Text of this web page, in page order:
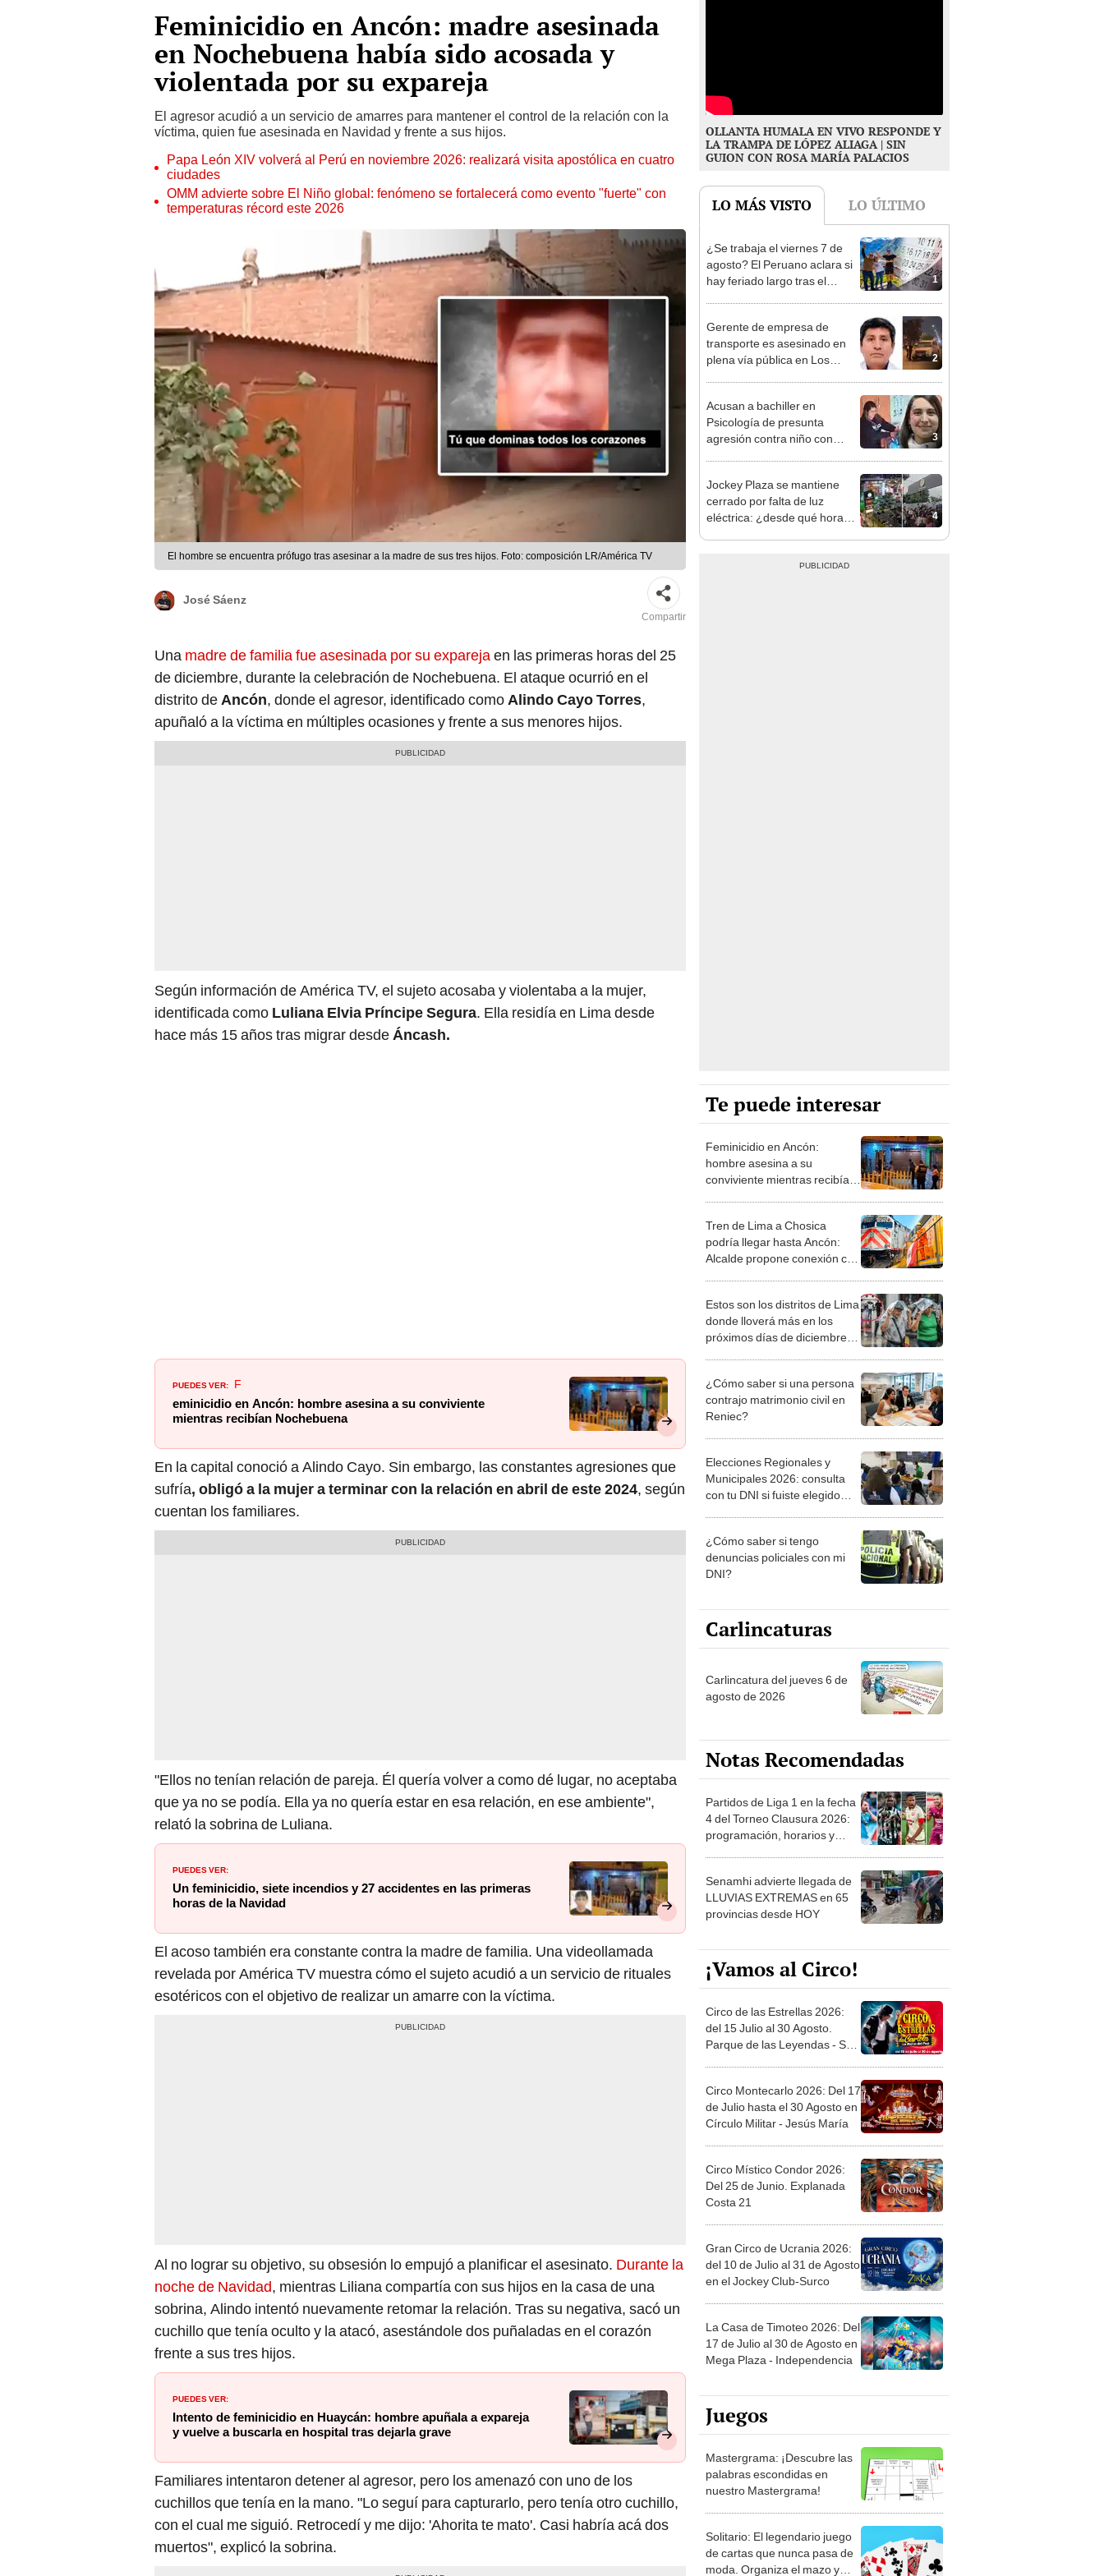
Feminicidio en Ancón: madre asesinada
en Nochebuena había sido acosada y
violentada por su expareja
El agresor acudió a un servicio de amarres para mantener el control de la relación con la
víctima, quien fue asesinada en Navidad y frente a sus hijos.
Papa León XIV volverá al Perú en noviembre 2026: realizará visita apostólica en cuatro
ciudades
OMM advierte sobre El Niño global: fenómeno se fortalecerá como evento "fuerte" con
temperaturas récord este 2026
El hombre se encuentra prófugo tras asesinar a la madre de sus tres hijos. Foto: composición LR/América TV
José Sáenz
Compartir
Una madre de familia fue asesinada por su exparejaen las primeras horas del 25
de diciembre, durante la celebración de Nochebuena. El ataque ocurrió en el
distrito deAncón, donde el agresor, identificado comoAlindo Cayo Torres,
apuñaló a la víctima en múltiples ocasiones y frente a sus menores hijos.
Según información de América TV, el sujeto acosaba y violentaba a la mujer,
identificada como Luliana Elvia Príncipe Segura. Ella residía en Lima desde
hace más 15 años tras migrar desdeÁncash.
PUEDES VER: F
eminicidio en Ancón: hombre asesina a su conviviente
mientras recibían Nochebuena
En la capital conoció a Alindo Cayo. Sin embargo, las constantes agresiones que
sufría, obligó a la mujer a terminar con la relación en abril de este 2024, según
cuentan los familiares.
"Ellos no tenían relación de pareja. Él quería volver a como dé lugar, no aceptaba
que ya no se podía. Ella ya no quería estar en esa relación, en ese ambiente",
relató la sobrina de Luliana.
PUEDES VER:
Un feminicidio, siete incendios y 27 accidentes en las primeras
horas de la Navidad
El acoso también era constante contra la madre de familia. Una videollamada
revelada por América TV muestra cómo el sujeto acudió a un servicio de rituales
esotéricos con el objetivo de realizar un amarre con la víctima.
Al no lograr su objetivo, su obsesión lo empujó a planificar el asesinato. Durante la
noche de Navidad, mientras Liliana compartía con sus hijos en la casa de una
sobrina, Alindo intentó nuevamente retomar la relación. Tras su negativa, sacó un
cuchillo que tenía oculto y la atacó, asestándole dos puñaladas en el corazón
frente a sus tres hijos.
PUEDES VER:
Intento de feminicidio en Huaycán: hombre apuñala a expareja
y vuelve a buscarla en hospital tras dejarla grave
Familiares intentaron detener al agresor, pero los amenazó con uno de los
cuchillos que tenía en la mano. "Lo seguí para capturarlo, pero tenía otro cuchillo,
con el cual me siguió. Retrocedí y me dijo: 'Ahorita te mato'. Casi habría acá dos
muertos", explicó la sobrina.
OLLANTA HUMALA EN VIVO RESPONDE Y
LA TRAMPA DE LÓPEZ ALIAGA | SIN
GUION CON ROSA MARÍA PALACIOS
LO MÁS VISTO LO ÚLTIMO
1
¿Se trabaja el viernes 7 de
agosto? El Peruano aclara si
hay feriado largo tras el
2
Gerente de empresa de
transporte es asesinado en
plena vía pública en Los
3
Acusan a bachiller en
Psicología de presunta
agresión contra niño con
4
Jockey Plaza se mantiene
cerrado por falta de luz
eléctrica: ¿desde qué hora
Te puede interesar
Feminicidio en Ancón:
hombre asesina a su
conviviente mientras recibían
Tren de Lima a Chosica
podría llegar hasta Ancón:
Alcalde propone conexión con
Estos son los distritos de Lima
donde lloverá más en los
próximos días de diciembre,
¿Cómo saber si una persona
contrajo matrimonio civil en
Reniec?
Elecciones Regionales y
Municipales 2026: consulta
con tu DNI si fuiste elegido
la ONPE
¿Cómo saber si tengo
denuncias policiales con mi
DNI?
Carlincaturas
Carlincatura del jueves 6 de
agosto de 2026
Notas Recomendadas
Partidos de Liga 1 en la fecha
4 del Torneo Clausura 2026:
programación, horarios y
Senamhi advierte llegada de
LLUVIAS EXTREMAS en 65
provincias desde HOY
¡Vamos al Circo!
Circo de las Estrellas 2026:
del 15 Julio al 30 Agosto.
Parque de las Leyendas - San
Circo Montecarlo 2026: Del 17
de Julio hasta el 30 Agosto en
Círculo Militar - Jesús María
Circo Místico Condor 2026:
Del 25 de Junio. Explanada
Costa 21
Gran Circo de Ucrania 2026:
del 10 de Julio al 31 de Agosto
en el Jockey Club-Surco
La Casa de Timoteo 2026: Del
17 de Julio al 30 de Agosto en
Mega Plaza - Independencia
Juegos
Mastergrama: ¡Descubre las
palabras escondidas en
nuestro Mastergrama!
Solitario: El legendario juego
de cartas que nunca pasa de
moda. Organiza el mazo y